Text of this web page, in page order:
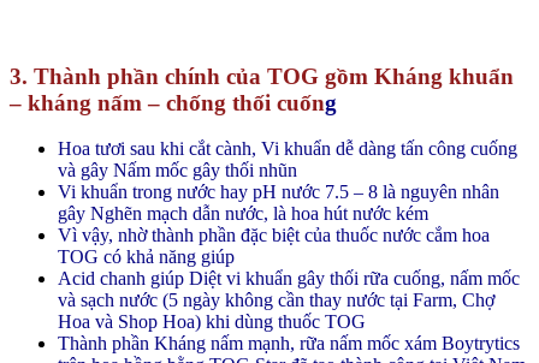
3. Thành phần chính của TOG gồm Kháng khuẩn
– kháng nấm – chống thối cuống
Hoa tươi sau khi cắt cành, Vi khuẩn dễ dàng tấn công cuống
và gây Nấm mốc gây thối nhũn
Vi khuẩn trong nước hay pH nước 7.5 – 8 là nguyên nhân
gây Nghẽn mạch dẫn nước, là hoa hút nước kém
Vì vậy, nhờ thành phần đặc biệt của thuốc nước cắm hoa
TOG có khả năng giúp
Acid chanh giúp Diệt vi khuẩn gây thối rữa cuống, nấm mốc
và sạch nước (5 ngày không cần thay nước tại Farm, Chợ
Hoa và Shop Hoa) khi dùng thuốc TOG
Thành phần Kháng nấm mạnh, rữa nấm mốc xám Boytrytics